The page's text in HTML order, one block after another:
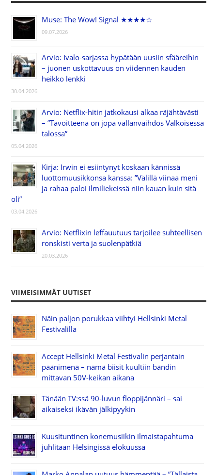
Muse: The Wow! Signal ★★★★☆
09.07.2026
Arvio: Ivalo-sarjassa hypätään uusiin sfääreihin
– juonen uskottavuus on viidennen kauden
heikko lenkki
30.04.2026
Arvio: Netflix-hitin jatkokausi alkaa räjähtävästi
– ”Tavoitteena on jopa vallanvaihdos Valkoisessa
talossa”
05.04.2026
Kirja: Irwin ei esiintynyt koskaan kännissä
luottomuusikkonsa kanssa: ”Välillä viinaa meni
ja rahaa paloi ilmiliekeissä niin kauan kuin sitä
oli”
03.04.2026
Arvio: Netflixin leffauutuus tarjoilee suhteellisen
ronskisti verta ja suolenpätkiä
20.03.2026
VIIMEISIMMÄT UUTISET
Näin paljon porukkaa viihtyi Hellsinki Metal
Festivalilla
Accept Hellsinki Metal Festivalin perjantain
päänimenä – nämä biisit kuultiin bändin
mittavan 50V-keikan aikana
Tänään TV:ssä 90-luvun floppijännäri – sai
aikaiseksi ikävän jälkipyykin
Kuusituntinen konemusiikin ilmaistapahtuma
juhlitaan Helsingissä elokuussa